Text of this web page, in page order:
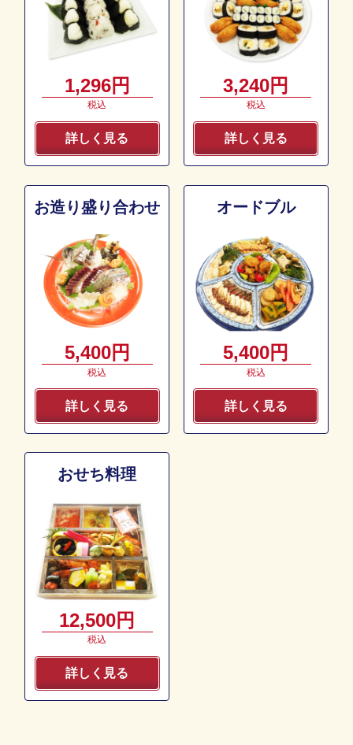
1,296円
税込
詳しく見る
3,240円
税込
詳しく見る
お造り盛り合わせ
5,400円
税込
詳しく見る
オードブル
5,400円
税込
詳しく見る
おせち料理
12,500円
税込
詳しく見る